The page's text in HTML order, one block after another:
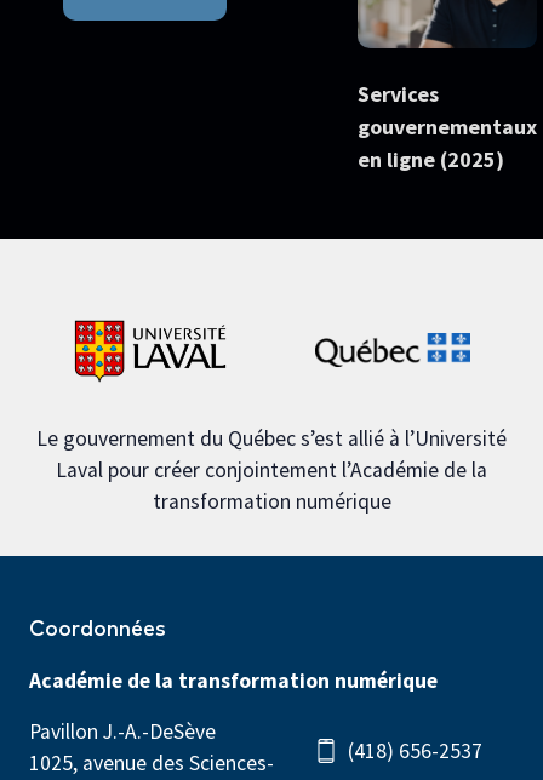
Services
gouvernementaux
en ligne (2025)
Le gouvernement du Québec s’est allié à l’Université
Laval pour créer conjointement l’Académie de la
transformation numérique
Coordonnées
Académie de la transformation numérique
Pavillon J.-A.-DeSève
1025, avenue des Sciences-
(418) 656-2537